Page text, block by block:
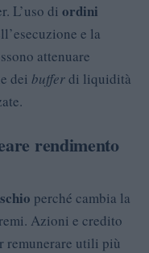
L’uso di ordini
e la
attenuare
dei bufferdi liquidità
rendimento
perché cambia la
Azioni e credito
remunerare utili più